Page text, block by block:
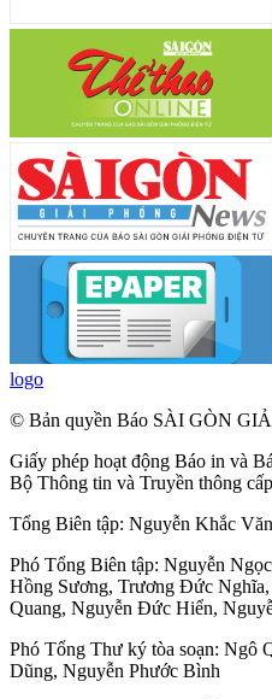
logo
© Bản quyền Báo SÀI GÒN
Giấy phép hoạt động Báo in và
Bộ Thông tin và Truyền thông
Tổng Biên tập: Nguyễn Khắc Văn
Phó Tổng Biên tập: Nguyễn
Hồng Sương, Trương Đức Nghĩa,
Quang, Nguyễn Đức Hiển,
Phó Tổng Thư ký tòa soạn: Ngô
Dũng, Nguyễn Phước Bình